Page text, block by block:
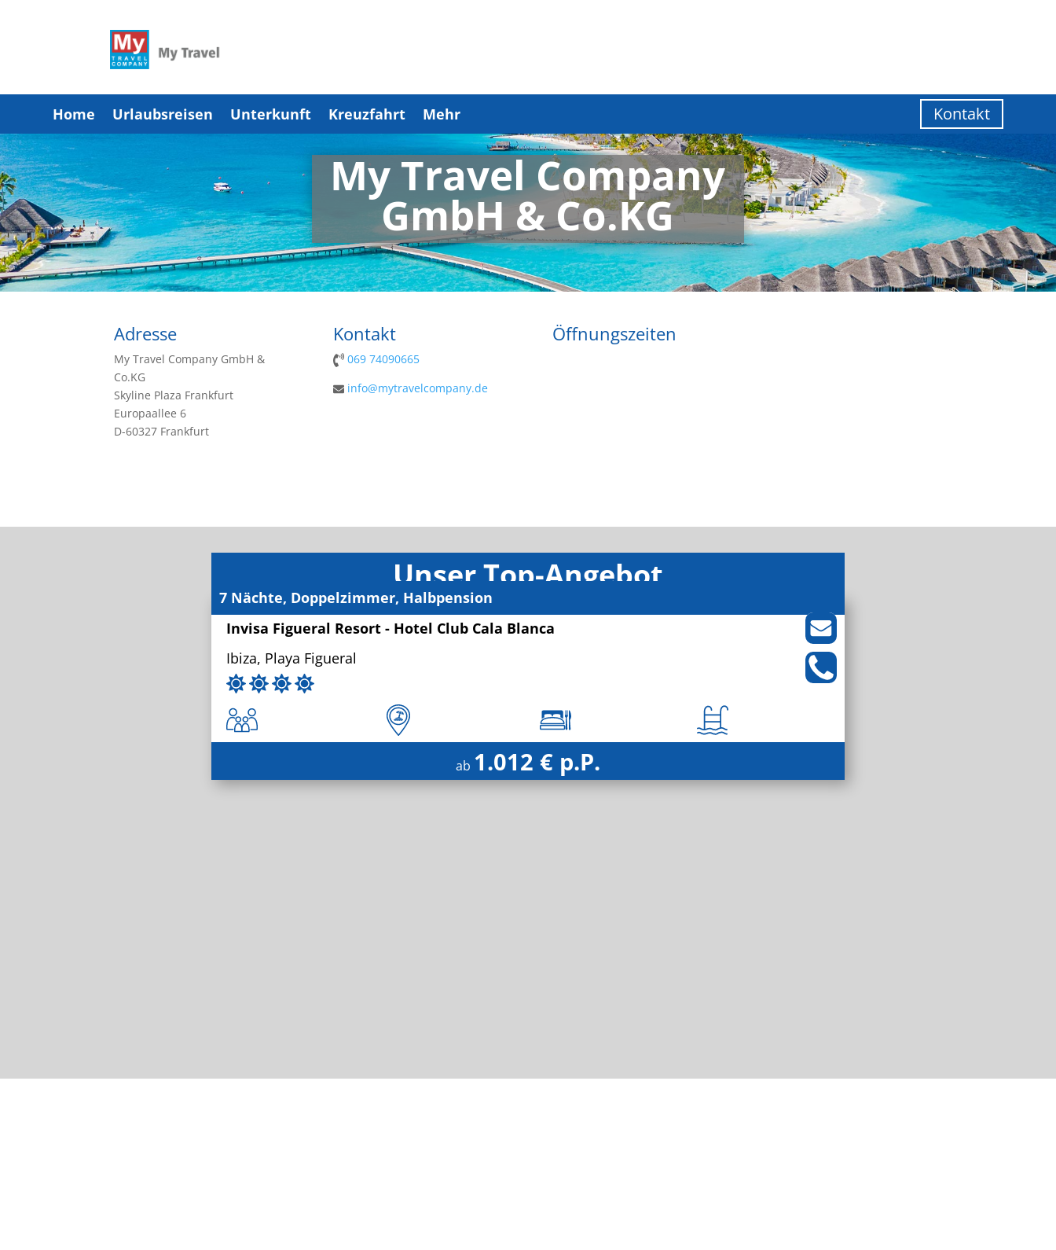
Home Urlaubsreisen Unterkunft Kreuzfahrt Mehr Kontakt
My Travel Company
GmbH & Co.KG
Adresse
My Travel Company GmbH &
Co.KG
Skyline Plaza Frankfurt
Europaallee 6
D-60327 Frankfurt
Kontakt
069 74090665
info@mytravelcompany.de
Öffnungszeiten
Unser Top-Angebot
7 Nächte, Doppelzimmer, Halbpension
Invisa Figueral Resort - Hotel Club Cala Blanca
Ibiza, Playa Figueral
ab 1.012 € p.P.